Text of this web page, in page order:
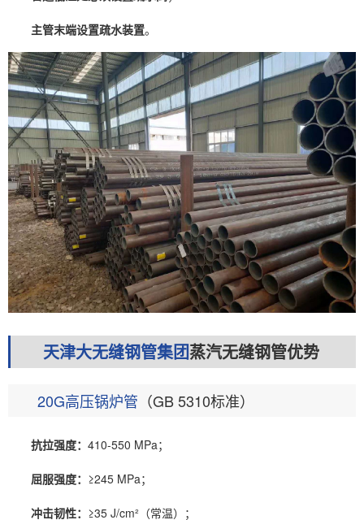
主管末端设置疏水装置。
天津大无缝钢管集团蒸汽无缝钢管优势
20G高压锅炉管 （GB 5310标准）
抗拉强度： 410-550 MPa；
屈服强度： ≥245 MPa；
冲击韧性： ≥35 J/cm²（常温）；